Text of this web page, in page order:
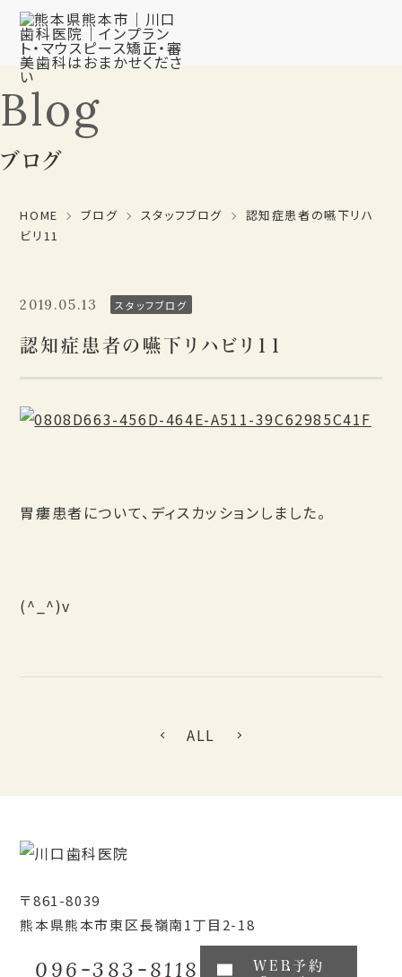
Blog
ブログ
HOME ブログ スタッフブログ
認知症患者の嚥下リハ
ビリ11
2019.05.13 スタッフブログ
認知症患者の嚥下リハビリ11
胃瘻患者について、ディスカッションしました。
(^_^)v
ALL
〒861-8039
熊本県熊本市東区長嶺南1丁目2-18
096-383-8118 WEB予約